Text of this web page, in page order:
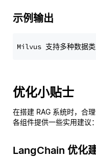
示例输出
优化小贴士
在搭建 RAG 系统时，合
各组件提供一些实用建议：
LangChain 优化